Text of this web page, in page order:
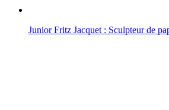
Junior Fritz Jacquet : Sculpteur de